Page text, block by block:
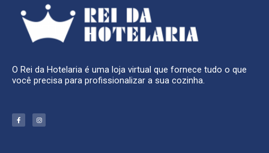
O Rei da Hotelaria é uma loja virtual que fornece tudo o que
você precisa para profissionalizar a sua cozinha.
F
a
c
I
n
s